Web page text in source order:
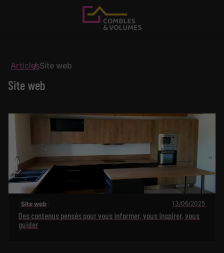
ArticlesSite web
Site web
Site web 13/06/2025
Des contenus pensés pour vous informer, vous inspirer, vous
guider